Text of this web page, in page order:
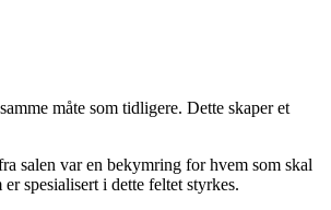
måte som tidligere. Dette skaper et
salen var en bekymring for hvem som skal
spesialisert i dette feltet styrkes.